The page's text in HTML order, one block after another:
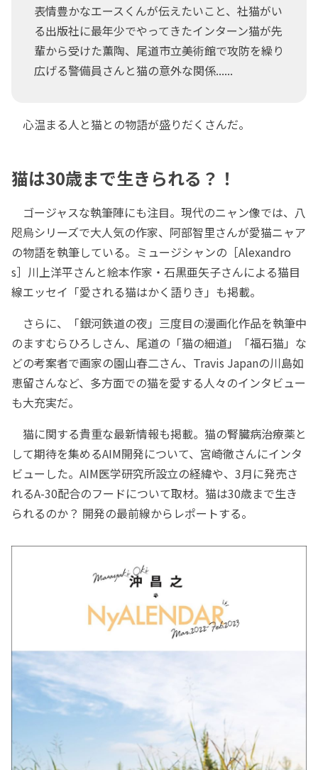
表情豊かなエースくんが伝えたいこと、社猫がい
る出版社に最年少でやってきたインターン猫が先
輩から受けた薫陶、尾道市立美術館で攻防を繰り
広げる警備員さんと猫の意外な関係......
心温まる人と猫との物語が盛りだくさんだ。
猫は30歳まで生きられる？！
ゴージャスな執筆陣にも注目。現代のニャン像では、八
咫烏シリーズで大人気の作家、阿部智里さんが愛猫ニャア
の物語を執筆している。ミュージシャンの［Alexandro
s］川上洋平さんと絵本作家・石黒亜矢子さんによる猫目
線エッセイ「愛される猫はかく語りき」も掲載。
さらに、「銀河鉄道の夜」三度目の漫画化作品を執筆中
のますむらひろしさん、尾道の「猫の細道」「福石猫」な
どの考案者で画家の園山春二さん、Travis Japanの川島如
恵留さんなど、多方面での猫を愛する人々のインタビュー
も大充実だ。
猫に関する貴重な最新情報も掲載。猫の腎臓病治療薬と
して期待を集めるAIM開発について、宮崎徹さんにインタ
ビューした。AIM医学研究所設立の経緯や、3月に発売さ
れるA-30配合のフードについて取材。猫は30歳まで生き
られるのか？ 開発の最前線からレポートする。